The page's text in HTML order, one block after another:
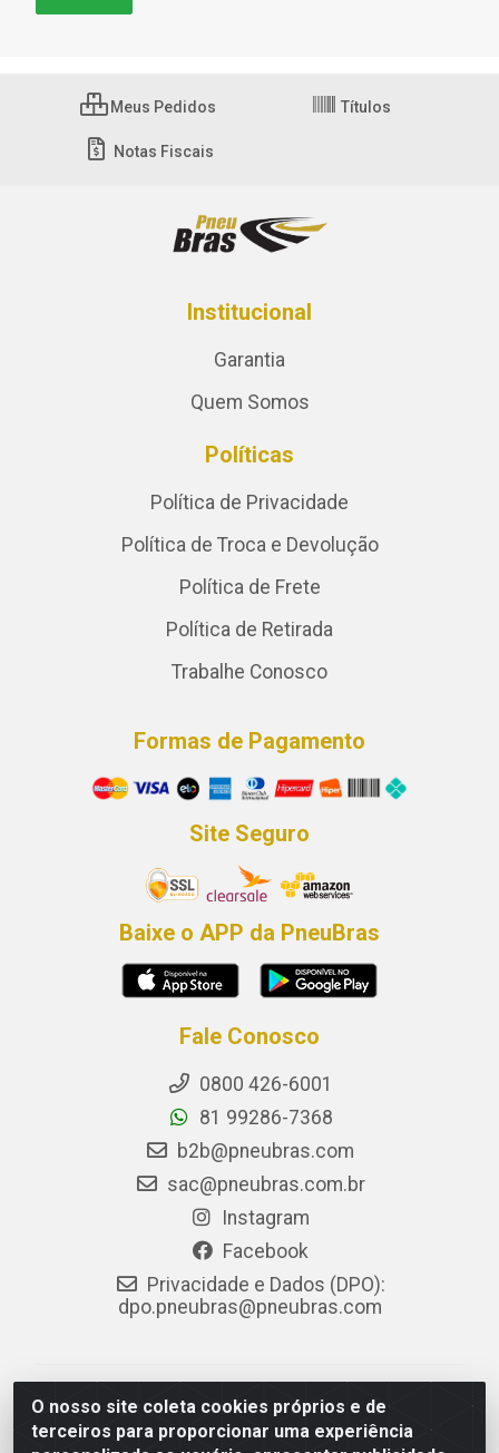
O nosso site coleta cookies próprios e de
terceiros para proporcionar uma experiência
Meus Pedidos Títulos
Notas Fiscais
Institucional
Garantia
Quem Somos
Políticas
Política de Privacidade
Política de Troca e Devolução
Política de Frete
Política de Retirada
Trabalhe Conosco
Formas de Pagamento
Site Seguro
Baixe o APP da PneuBras
Fale Conosco
0800 426-6001
81 99286-7368
b2b@pneubras.com
sac@pneubras.com.br
Instagram
Facebook
Privacidade e Dados (DPO):
dpo.pneubras@pneubras.com
PneuBras - Rodovia BR-101, KM 82 - Prazeres,
Jaboatão dos Guararapes/PE - CEP 54.335-000 - CNPJ
08.678.386/0001-05 - Pneubras Comércio de Pneus